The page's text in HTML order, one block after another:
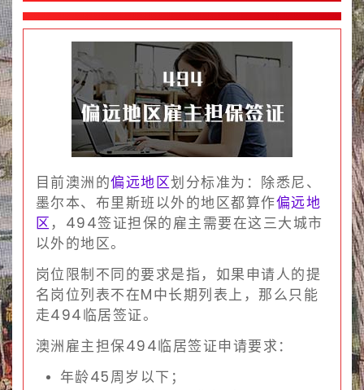
目前澳洲的偏远地区划分标准为：除悉尼、
墨尔本、布里斯班以外的地区都算作偏远地
区，494签证担保的雇主需要在这三大城市
以外的地区。
岗位限制不同的要求是指，如果申请人的提
名岗位列表不在M中长期列表上，那么只能
走494临居签证。
澳洲雇主担保494临居签证申请要求：
年龄45周岁以下；